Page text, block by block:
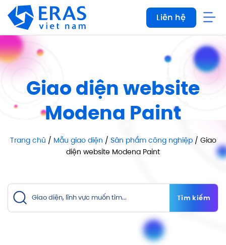
qua
dung
Liên hệ
Giao diện website
Modena Paint
Trang chủ / Mẫu giao diện / Sản phẩm công nghiệp/ Giao
diện website Modena Paint
Tìm kiếm